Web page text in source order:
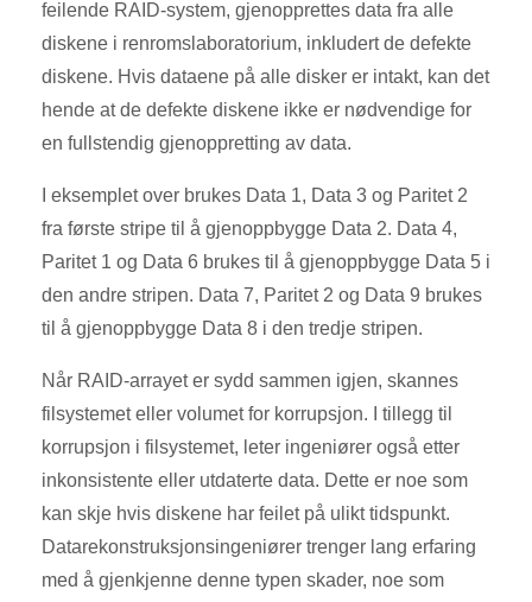
feilende RAID-system, gjenopprettes data fra alle
diskene i renromslaboratorium, inkludert de defekte
diskene. Hvis dataene på alle disker er intakt, kan det
hende at de defekte diskene ikke er nødvendige for
en fullstendig gjenoppretting av data.
I eksemplet over brukes Data 1, Data 3 og Paritet 2
fra første stripe til å gjenoppbygge Data 2. Data 4,
Paritet 1 og Data 6 brukes til å gjenoppbygge Data 5 i
den andre stripen. Data 7, Paritet 2 og Data 9 brukes
til å gjenoppbygge Data 8 i den tredje stripen.
Når RAID-arrayet er sydd sammen igjen, skannes
filsystemet eller volumet for korrupsjon. I tillegg til
korrupsjon i filsystemet, leter ingeniører også etter
inkonsistente eller utdaterte data. Dette er noe som
kan skje hvis diskene har feilet på ulikt tidspunkt.
Datarekonstruksjonsingeniører trenger lang erfaring
med å gjenkjenne denne typen skader, noe som